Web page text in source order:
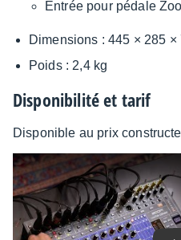
Entrée pour pédale
Dimen­sions : 445 × 285 ×
Poids : 2,4 kg
Dispo­ni­bi­lité et tarif
Dispo­nible au prix